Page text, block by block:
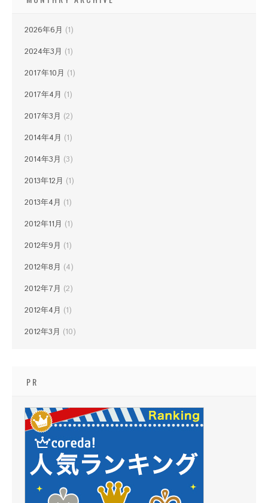
2026年6月 (1)
2024年3月 (1)
2017年10月 (1)
2017年4月 (1)
2017年3月 (2)
2014年4月 (1)
2014年3月 (3)
2013年12月 (1)
2013年4月 (1)
2012年11月 (1)
2012年9月 (1)
2012年8月 (4)
2012年7月 (2)
2012年4月 (1)
2012年3月 (10)
PR